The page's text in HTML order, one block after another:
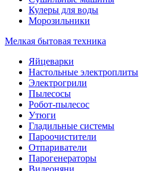
Кулеры для воды
Морозильники
Мелкая бытовая техника
Яйцеварки
Настольные электроплиты
Электрогрили
Пылесосы
Робот-пылесос
Утюги
Гладильные системы
Пароочистители
Отпариватели
Парогенераторы
Видеоняни